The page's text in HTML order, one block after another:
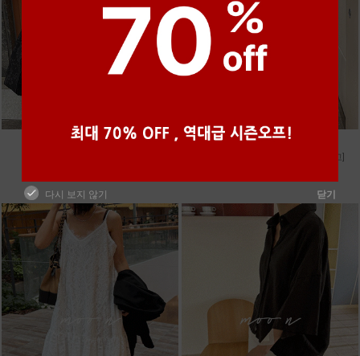
● ● ● ● ● ●
m_밴프 핀턱 린넨스커트 [3차 재입고]
다시 보지 않기 닫기